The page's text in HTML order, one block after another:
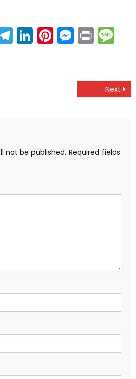
Telegram
LinkedIn
Pinterest
Print
Next
not be published. Required fields